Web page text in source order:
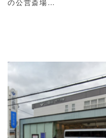
の公営斎場…